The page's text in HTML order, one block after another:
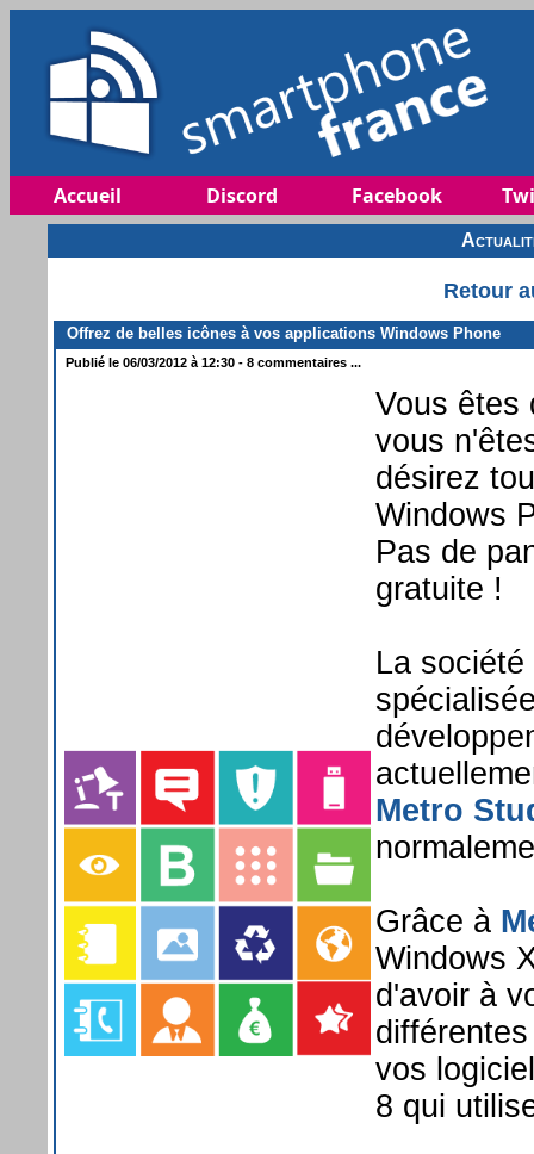
Accueil Discord Facebook
Retour
Offrez de belles icônes à vos applications Windows Phone
Publié le 06/03/2012 à 12:30 - 8 commentaires ...
Vous êtes
vous
désirez
Windows
Pas de
gratuite !
La société
Metro
Grâce à
Windows
d'avoir à
vos
8 qui